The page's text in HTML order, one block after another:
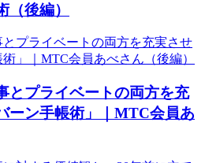
後編）
とプライベートの両方を充
ーン手帳術」｜MTC会員あ